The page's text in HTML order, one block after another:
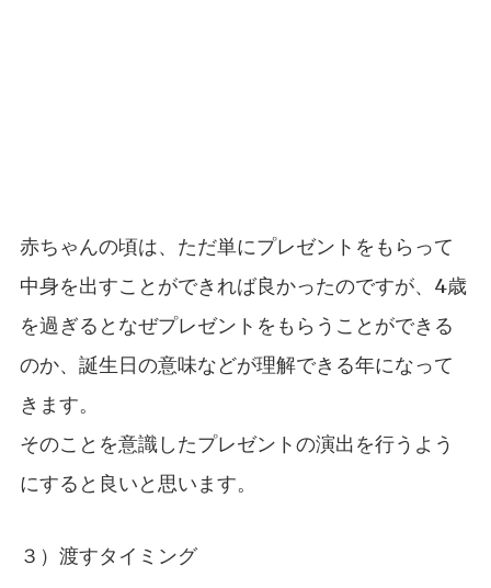
赤ちゃんの頃は、ただ単にプレゼントをもらって
中身を出すことができれば良かったのですが、4歳
を過ぎるとなぜプレゼントをもらうことができる
のか、誕生日の意味などが理解できる年になって
きます。
そのことを意識したプレゼントの演出を行うよう
にすると良いと思います。
３）渡すタイミング